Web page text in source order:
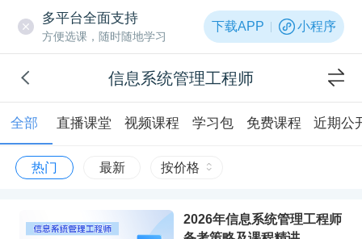
多平台全面支持
方便选课，随时随地学习
下载APP 小程序
信息系统管理工程师
全部 直播课堂 视频课程 学习包 免费课程 近期公
热门 最新 按价格
2026年信息系统管理工程师